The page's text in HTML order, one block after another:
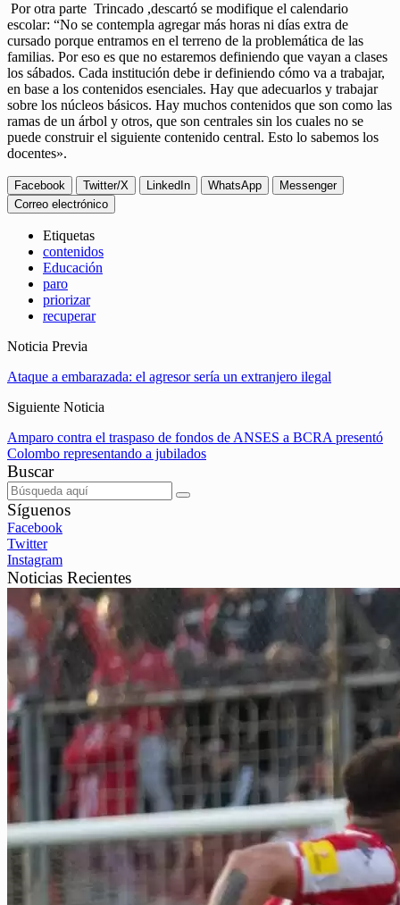
Por otra parte Trincado ,descartó se modifique el calendario
escolar: “No se contempla agregar más horas ni días extra de
cursado porque entramos en el terreno de la problemática de las
familias. Por eso es que no estaremos definiendo que vayan a clases
los sábados. Cada institución debe ir definiendo cómo va a trabajar,
en base a los contenidos esenciales. Hay que adecuarlos y trabajar
sobre los núcleos básicos. Hay muchos contenidos que son como las
ramas de un árbol y otros, que son centrales sin los cuales no se
puede construir el siguiente contenido central. Esto lo sabemos los
docentes».
Facebook Twitter/X LinkedIn WhatsApp
Messenger
Correo electrónico
Etiquetas
contenidos
Educación
paro
priorizar
recuperar
Noticia Previa
Ataque a embarazada: el agresor sería un extranjero ilegal
Siguiente Noticia
Amparo contra el traspaso de fondos de ANSES a BCRA presentó
Colombo representando a jubilados
Buscar
Síguenos
Facebook
Twitter
Instagram
Noticias Recientes